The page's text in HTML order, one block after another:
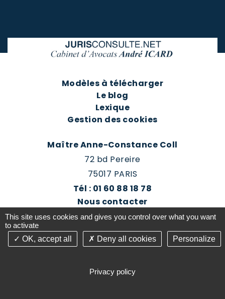
Modèles à télécharger
Le blog
Lexique
Gestion des cookies
Maître Anne-Constance Coll
72 bd Pereire
75017 PARIS
Tél : 01 60 88 18 78
Nous contacter
Prendre rendez-vous
This site uses cookies and gives you control over what you want
to activate
OK, accept all
Deny all cookies Personalize
Privacy policy